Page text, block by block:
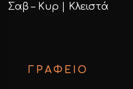
Σαβ – Κυρ | Κλειστά
ΓΡΑΦΕΙΟ